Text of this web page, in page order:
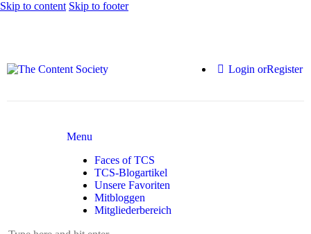
Skip to content Skip to footer
Login orRegister
Menu
Faces of TCS
TCS-Blogartikel
Unsere Favoriten
Mitbloggen
Mitgliederbereich